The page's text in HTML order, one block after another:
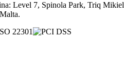
Level 7, Spinola Park, Triq Mikiel